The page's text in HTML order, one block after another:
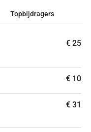
Topbijdragers
€ 25
€ 10
€ 31